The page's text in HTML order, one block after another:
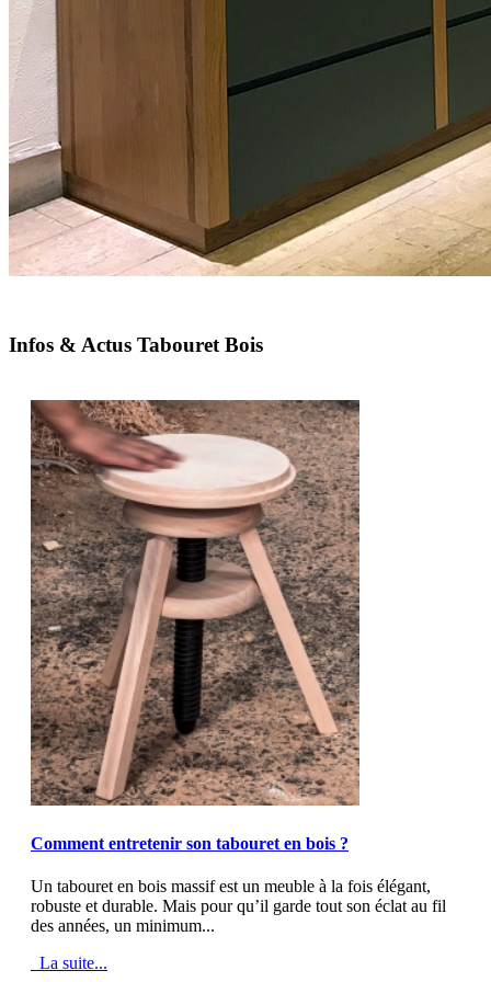
Infos & Actus Tabouret Bois
Comment entretenir son tabouret en bois ?
Un tabouret en bois massif est un meuble à la fois élégant,
robuste et durable. Mais pour qu’il garde tout son éclat au fil
des années, un minimum...
La suite...